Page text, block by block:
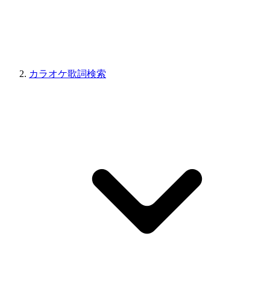
カラオケ歌詞検索